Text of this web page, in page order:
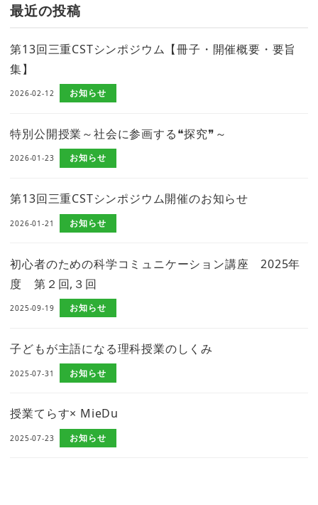
最近の投稿
第13回三重CSTシンポジウム【冊子・開催概要・要旨
集】
2026-02-12 お知らせ
特別公開授業～社会に参画する❝探究❞～
2026-01-23 お知らせ
第13回三重CSTシンポジウム開催のお知らせ
2026-01-21 お知らせ
初心者のための科学コミュニケーション講座 2025年
度 第２回,３回
2025-09-19 お知らせ
子どもが主語になる理科授業のしくみ
2025-07-31 お知らせ
授業てらす× MieDu
2025-07-23 お知らせ